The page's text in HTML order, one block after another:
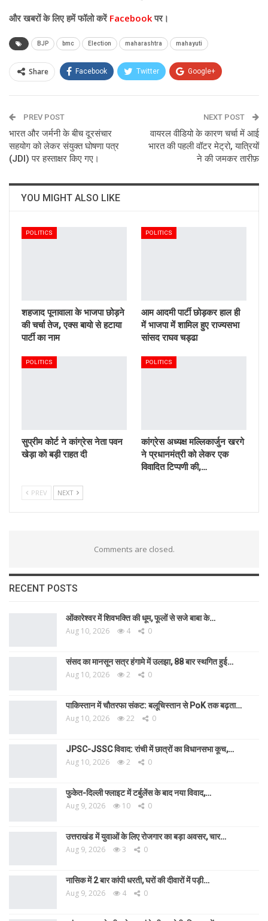
और खबरों के लिए हमें फॉलो करेंFacebookपर।
BJP bmc Election maharashtra mahayuti
Share Facebook Twitter Google+
Email
PREV POST
भारत और जर्मनी के बीच दूरसंचार
सहयोग को लेकर संयुक्त घोषणा पत्र
(JDI) पर हस्ताक्षर किए गए।
NEXT POST
वायरल वीडियो के कारण चर्चा में आई
भारत की पहली वॉटर मेट्रो, यात्रियों
ने की जमकर तारीफ़
YOU MIGHT ALSO LIKE
POLITICS
शहजाद पूनावाला के भाजपा छोड़ने
की चर्चा तेज, एक्स बायो से हटाया
पार्टी का नाम
POLITICS
आम आदमी पार्टी छोड़कर हाल ही
में भाजपा में शामिल हुए राज्यसभा
सांसद राघव चड्ढा
POLITICS
सुप्रीम कोर्ट ने कांग्रेस नेता पवन
खेड़ा को बड़ी राहत दी
POLITICS
कांग्रेस अध्यक्ष मल्लिकार्जुन खरगे
ने प्रधानमंत्री को लेकर एक
विवादित टिप्पणी की,…
PREV NEXT
Comments are closed.
RECENT POSTS
ओंकारेश्वर में शिवभक्ति की धूम, फूलों से सजे बाबा के…
Aug 10, 2026 4 0
संसद का मानसून सत्र हंगामे में उलझा, 88 बार स्थगित हुई…
Aug 10, 2026 2 0
पाकिस्तान में चौतरफा संकट: बलूचिस्तान से PoK तक बढ़ता…
Aug 10, 2026 22 0
JPSC-JSSC विवाद: रांची में छात्रों का विधानसभा कूच,…
Aug 10, 2026 2 0
फुकेत-दिल्ली फ्लाइट में टर्बुलेंस के बाद नया विवाद,…
Aug 9, 2026 10 0
उत्तराखंड में युवाओं के लिए रोजगार का बड़ा अवसर, चार…
Aug 9, 2026 3 0
नासिक में 2 बार कांपी धरती, घरों की दीवारों में पड़ी…
Aug 9, 2026 4 0